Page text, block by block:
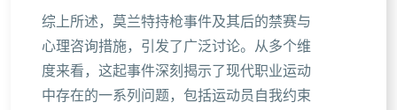
综上所述，莫兰特持枪事件及其后的禁赛与
心理咨询措施，引发了广泛讨论。从多个维
度来看，这起事件深刻揭示了现代职业运动
中存在的一系列问题，包括运动员自我约束